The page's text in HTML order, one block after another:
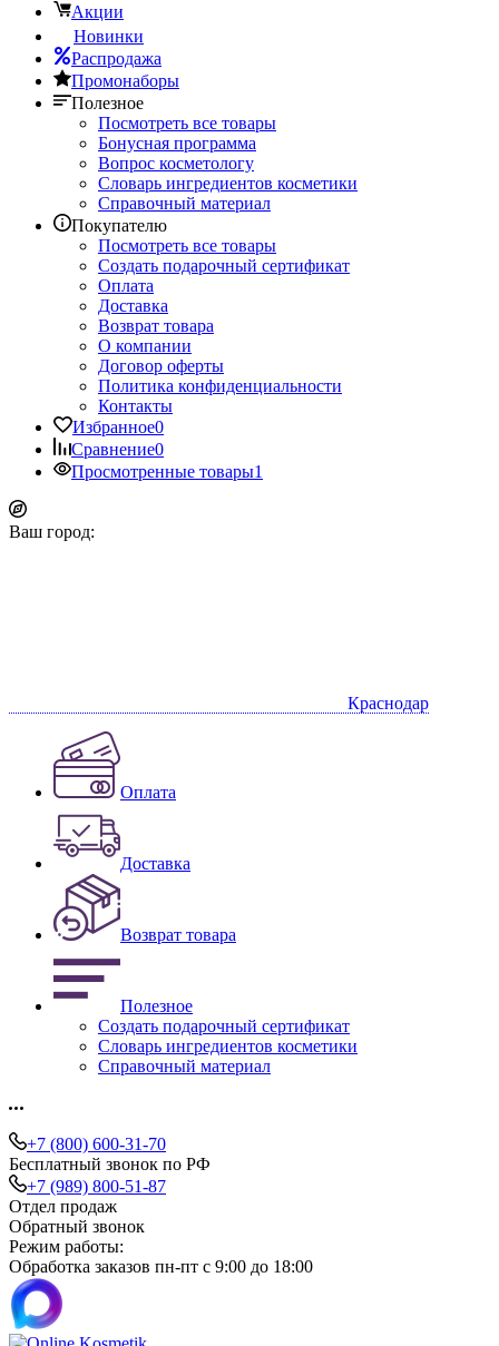
Акции
Новинки
Распродажа
Промонаборы
Полезное
Посмотреть все товары
Бонусная программа
Вопрос косметологу
Словарь ингредиентов косметики
Справочный материал
Покупателю
Посмотреть все товары
Создать подарочный сертификат
Оплата
Доставка
Возврат товара
О компании
Договор оферты
Политика конфиденциальности
Контакты
Избранное0
Сравнение0
Просмотренные товары1
Ваш город:
Краснодар
Оплата
Доставка
Возврат товара
Полезное
Создать подарочный сертификат
Словарь ингредиентов косметики
Справочный материал
+7 (800) 600-31-70
Бесплатный звонок по РФ
+7 (989) 800-51-87
Отдел продаж
Обратный звонок
Режим работы:
Обработка заказов пн-пт с 9:00 до 18:00